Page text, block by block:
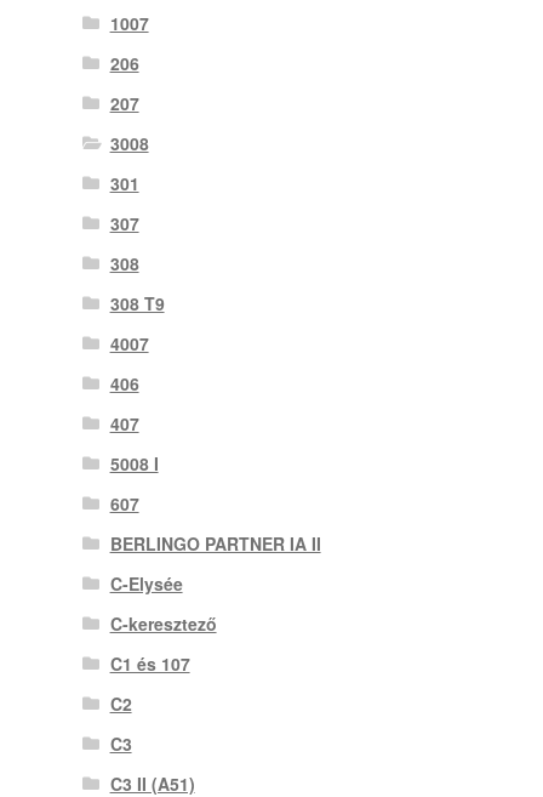
1007
206
207
3008
301
307
308
308 T9
4007
406
407
5008 I
607
BERLINGO PARTNER IA II
C-Elysée
C-keresztező
C1 és 107
C2
C3
C3 II (A51)